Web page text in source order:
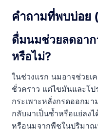
คำถามที่พบบ่อย
ดื่มนมช่วยลดอาก
หรือไม่?
ในช่วงแรก นมอาจช่วยเ
ชั่วคราว แต่ไขมันและโ
กระเพาะหลั่งกรดออกม
กลับมาเป็นซ้ำหรือแย่ลง
หรือนมจากพืชในปริมา